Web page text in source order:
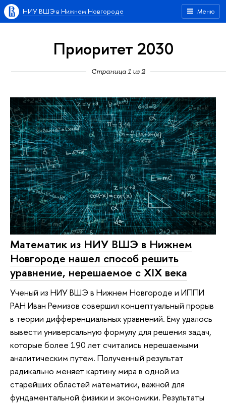
Меню
НИУ ВШЭ в Нижнем Новгороде
Приоритет 2030
Страница 1 из 2
Математик из НИУ ВШЭ в Нижнем
Новгороде нашел способ решить
уравнение, нерешаемое с XIX века
Ученый из НИУ ВШЭ в Нижнем Новгороде и ИППИ
РАН Иван Ремизов совершил концептуальный прорыв
в теории дифференциальных уравнений. Ему удалось
вывести универсальную формулу для решения задач,
которые более 190 лет считались нерешаемыми
аналитическим путем. Полученный результат
радикально меняет картину мира в одной из
старейших областей математики, важной для
фундаментальной физики и экономики. Результаты